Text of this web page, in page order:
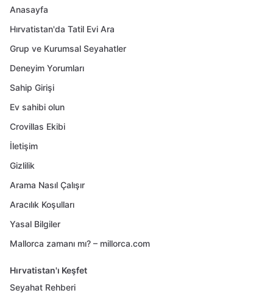
Anasayfa
Hırvatistan'da Tatil Evi Ara
Grup ve Kurumsal Seyahatler
Deneyim Yorumları
Sahip Girişi
Ev sahibi olun
Crovillas Ekibi
İletişim
Gizlilik
Arama Nasıl Çalışır
Aracılık Koşulları
Yasal Bilgiler
Mallorca zamanı mı? – millorca.com
Hırvatistan'ı Keşfet
Seyahat Rehberi